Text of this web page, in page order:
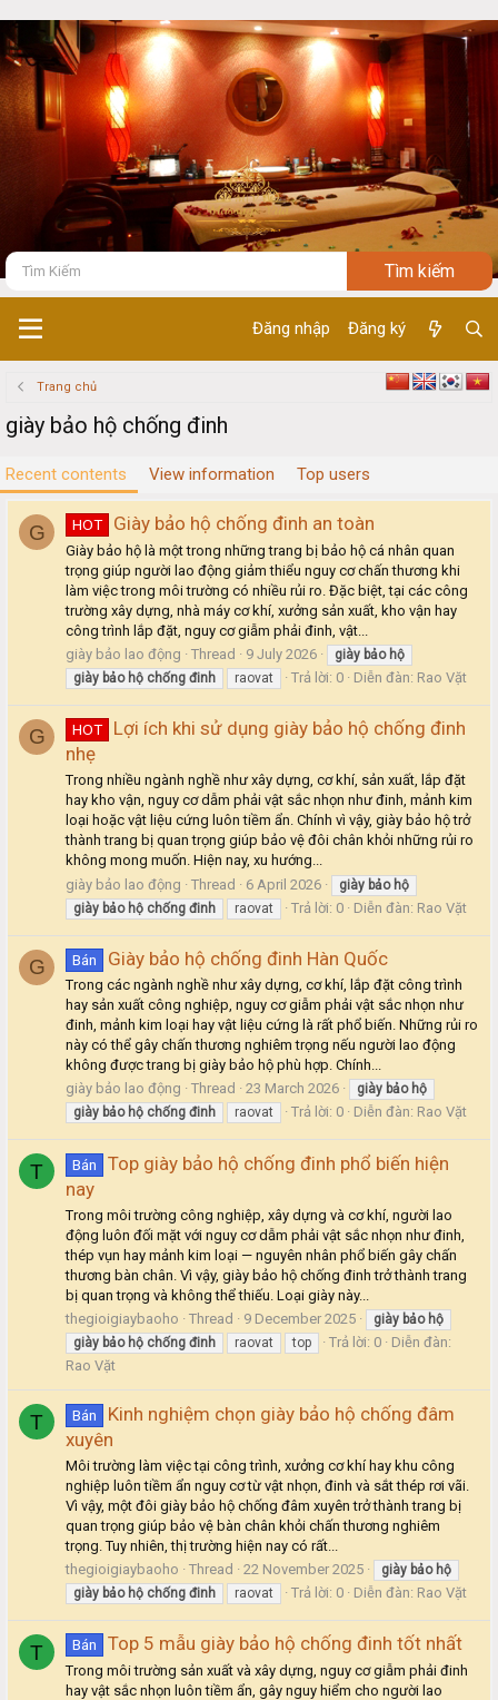
Đăng nhập Đăng ký
Trang chủ
giày bảo hộ chống đinh
Recent contents View information Top users
G HOT Giày bảo hộ chống đinh an toàn
Giày bảo hộ là một trong những trang bị bảo hộ cá nhân quan
trọng giúp người lao động giảm thiểu nguy cơ chấn thương khi
làm việc trong môi trường có nhiều rủi ro. Đặc biệt, tại các công
trường xây dựng, nhà máy cơ khí, xưởng sản xuất, kho vận hay
công trình lắp đặt, nguy cơ giẫm phải đinh, vật...
giày bảo lao động
Thread 9 July 2026 giày bảo hộ
giày bảo hộ chống đinh raovat Trả lời: 0 Diễn đàn: Rao Vặt
G HOT
Lợi ích khi sử dụng giày bảo hộ chống đinh
nhẹ
Trong nhiều ngành nghề như xây dựng, cơ khí, sản xuất, lắp đặt
hay kho vận, nguy cơ dẫm phải vật sắc nhọn như đinh, mảnh kim
loại hoặc vật liệu cứng luôn tiềm ẩn. Chính vì vậy, giày bảo hộ trở
thành trang bị quan trọng giúp bảo vệ đôi chân khỏi những rủi ro
không mong muốn. Hiện nay, xu hướng...
giày bảo lao động
Thread 6 April 2026 giày bảo hộ
giày bảo hộ chống đinh raovat Trả lời: 0 Diễn đàn: Rao Vặt
G Bán Giày bảo hộ chống đinh Hàn Quốc
Trong các ngành nghề như xây dựng, cơ khí, lắp đặt công trình
hay sản xuất công nghiệp, nguy cơ giẫm phải vật sắc nhọn như
đinh, mảnh kim loại hay vật liệu cứng là rất phổ biến. Những rủi ro
này có thể gây chấn thương nghiêm trọng nếu người lao động
không được trang bị giày bảo hộ phù hợp. Chính...
giày bảo lao động
Thread 23 March 2026 giày bảo hộ
giày bảo hộ chống đinh raovat Trả lời: 0 Diễn đàn: Rao Vặt
T Bán
Top giày bảo hộ chống đinh phổ biến hiện
nay
Trong môi trường công nghiệp, xây dựng và cơ khí, người lao
động luôn đối mặt với nguy cơ dẫm phải vật sắc nhọn như đinh,
thép vụn hay mảnh kim loại — nguyên nhân phổ biến gây chấn
thương bàn chân. Vì vậy, giày bảo hộ chống đinh trở thành trang
bị quan trọng và không thể thiếu. Loại giày này...
thegioigiaybaoho
Thread 9 December 2025 giày bảo hộ
giày bảo hộ chống đinh raovat top Trả lời: 0
Diễn đàn:
Rao Vặt
T Bán
Kinh nghiệm chọn giày bảo hộ chống đâm
xuyên
Môi trường làm việc tại công trình, xưởng cơ khí hay khu công
nghiệp luôn tiềm ẩn nguy cơ từ vật nhọn, đinh và sắt thép rơi vãi.
Vì vậy, một đôi giày bảo hộ chống đâm xuyên trở thành trang bị
quan trọng giúp bảo vệ bàn chân khỏi chấn thương nghiêm
trọng. Tuy nhiên, thị trường hiện nay có rất...
thegioigiaybaoho
Thread 22 November 2025 giày bảo hộ
giày bảo hộ chống đinh raovat Trả lời: 0 Diễn đàn: Rao Vặt
T Bán Top 5 mẫu giày bảo hộ chống đinh tốt nhất
Trong môi trường sản xuất và xây dựng, nguy cơ giẫm phải đinh
hay vật sắc nhọn luôn tiềm ẩn, gây nguy hiểm cho người lao